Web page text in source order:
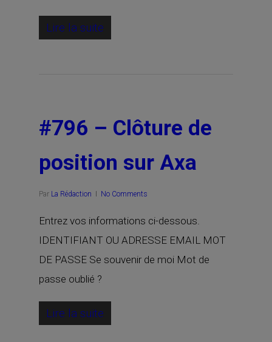
Lire la suite
#796 – Clôture de
position sur Axa
Par La Rédaction No Comments
Entrez vos informations ci-dessous.
IDENTIFIANT OU ADRESSE EMAIL MOT
DE PASSE Se souvenir de moi Mot de
passe oublié ?
Lire la suite